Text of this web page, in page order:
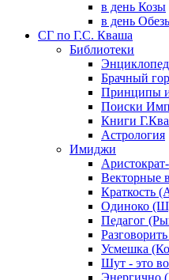
в день Козы
в день
СГ по Г.С. Кваша
Библиотеки
Брачный
Принципы
Поиски
Книги
Астрология
Имиджи
Векторные
Краткость
Одиноко
Педагог
Усмешка
Шут - это
Энергично